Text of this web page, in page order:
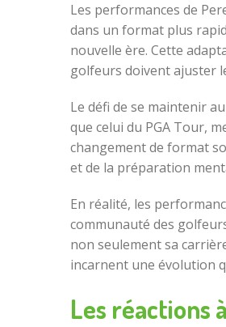
Les performances de
dans un format plus
nouvelle ère. Cette
golfeurs doivent ajuster
Le défi de se maintenir
que celui du PGA Tour,
changement de format
et de la préparation
En réalité, les
communauté des
non seulement sa
incarnent une évolution
Les réactions